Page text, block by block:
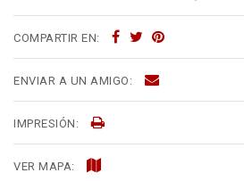
COMPARTIR EN:
ENVIAR A UN AMIGO:
IMPRESIÓN:
VER MAPA: